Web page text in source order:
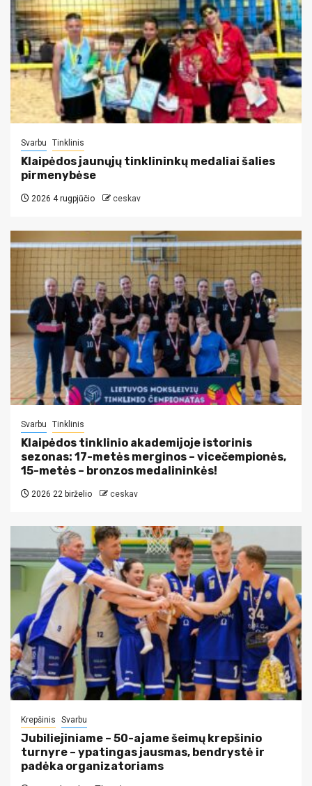
Svarbu Tinklinis
Klaipėdos jaunųjų tinklininkų medaliai šalies
pirmenybėse
2026 4 rugpjūčio ceskav
Svarbu Tinklinis
Klaipėdos tinklinio akademijoje istorinis
sezonas: 17-metės merginos – vicečempionės,
15-metės – bronzos medalininkės!
2026 22 birželio ceskav
Krepšinis Svarbu
Jubiliejiniame – 50-ajame šeimų krepšinio
turnyre – ypatingas jausmas, bendrystė ir
padėka organizatoriams